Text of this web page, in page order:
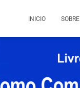
INICIO SOBRE